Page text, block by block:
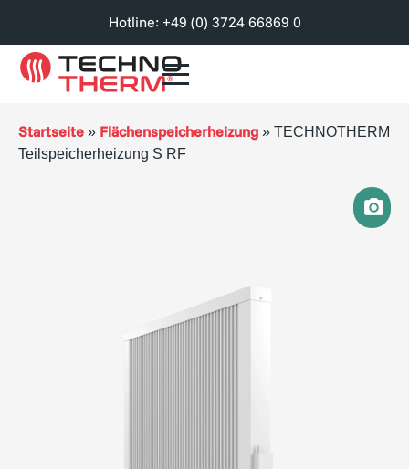
Hotline: +49 (0) 3724 66869 0
Startseite » Flächenspeicherheizung » TECHNOTHERM
Teilspeicherheizung S RF